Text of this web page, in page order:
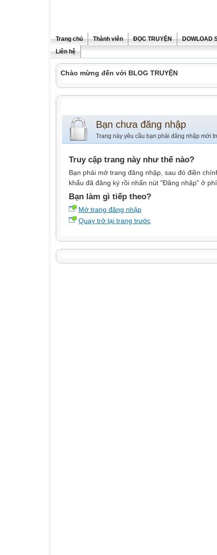
Trang chủ Thành viên ĐỌC TRUYỆN
DOWLOAD
Liên hệ
Chào mừng đến với BLOG TRUYỆN
Bạn chưa đăng nhập
Trang này yêu cầu bạn phải đăng nhập mới
Truy cập trang này như thế nào?
Bạn phải mở trang đăng nhập, sau đó điền
khẩu đã đăng ký rồi nhấn nút "Đăng nhập" ở
Bạn làm gì tiếp theo?
Mở trang đăng nhập
Quay trở lại trang trước